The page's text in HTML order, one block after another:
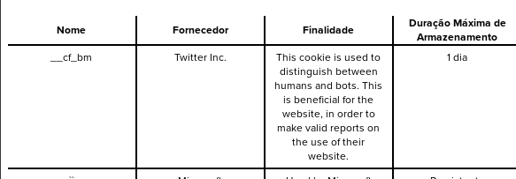
Nome Fornecedor Finalidade
Duração Máxima de
Armazenamento
__cf_bm Twitter Inc.
This cookie is used to
distinguish between
humans and bots. This
is beneficial for the
website, in order to
make valid reports on
the use of their
website.
1 dia